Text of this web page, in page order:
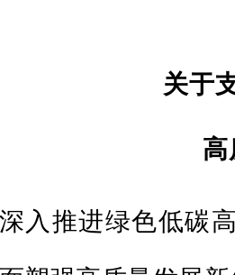
关于
入推进绿色低碳